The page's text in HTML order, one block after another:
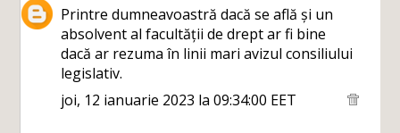
Printre dumneavoastră dacă se află și un
absolvent al facultății de drept ar fi bine
dacă ar rezuma în linii mari avizul consiliului
legislativ.
joi, 12 ianuarie 2023 la 09:34:00 EET